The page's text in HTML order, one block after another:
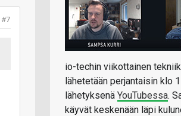
#7
io-techin viikottainen
lähetetään perjantaisin klo
lähetyksenä YouTubessa.
käyvät keskenään läpi